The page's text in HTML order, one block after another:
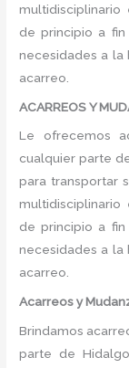
de principio a
necesidades a la
acarreo.
ACARREOS Y
Le ofrecemos
cualquier parte
para transportar
de principio a
necesidades a la
acarreo.
Acarreos y
Brindamos
parte de